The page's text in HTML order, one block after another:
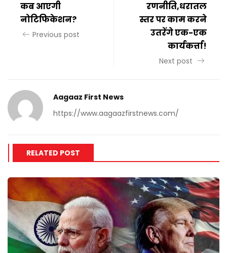
कब आएगी
नोटिफिकेशन?
Previous post
रणनीति,धरातल
स्तर पर काम करने
उतरेंगे एक-एक
कार्यकर्त्ता!
Next post
Aagaaz First News
https://www.aagaazfirstnews.com/
RELATED POST